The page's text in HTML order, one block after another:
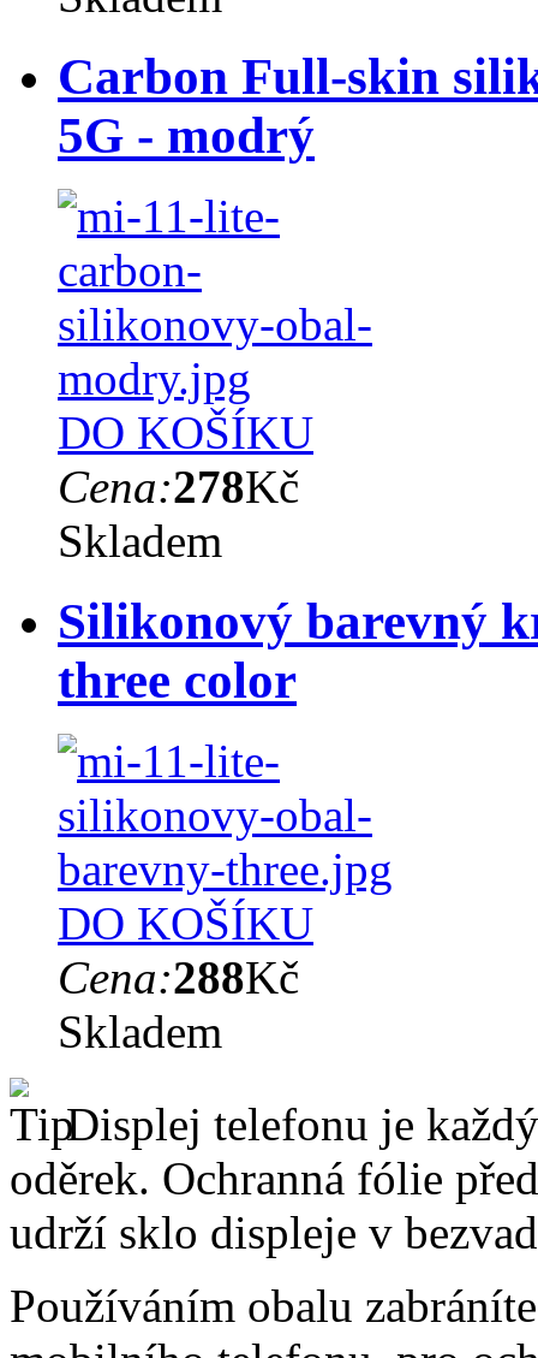
Carbon Full-skin
5G - modrý
DO KOŠÍKU
Cena:278Kč
Skladem
Silikonový barevný
three color
DO KOŠÍKU
Cena:288Kč
Skladem
Displej telefonu je
oděrek. Ochranná fólie
udrží sklo displeje v
Používáním obalu